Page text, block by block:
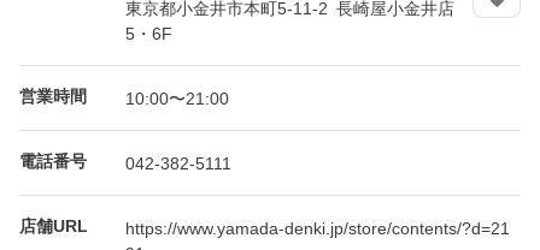
東京都小金井市本町5-11-2 長崎屋小金井店
5・6F
営業時間 10:00〜21:00
電話番号 042-382-5111
店舗URL
https://www.yamada-denki.jp/store/contents/?d=21